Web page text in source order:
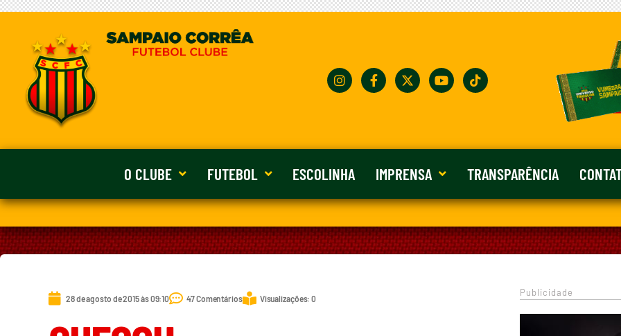
O CLUBE FUTEBOL ESCOLINHA IMPRENSA TRANSPARÊNCIA
28 de agosto de 2015 às 09:10 47 Comentários Visualizações: 0
Publicidade